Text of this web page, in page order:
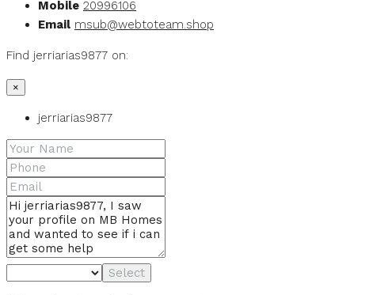
Mobile 20996106
Email msub@webtoteam.shop
Find jerriarias9877 on:
×
jerriarias9877
Select